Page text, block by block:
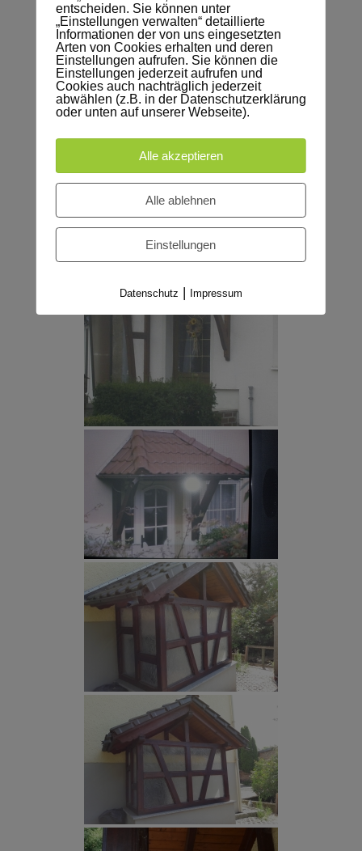
entscheiden. Sie können unter
„Einstellungen verwalten“ detaillierte
Informationen der von uns eingesetzten
Arten von Cookies erhalten und deren
Einstellungen aufrufen. Sie können die
Einstellungen jederzeit aufrufen und
Cookies auch nachträglich jederzeit
abwählen (z.B. in der Datenschutzerklärung
oder unten auf unserer Webseite).
Alle akzeptieren
Alle ablehnen
Einstellungen
Datenschutz | Impressum